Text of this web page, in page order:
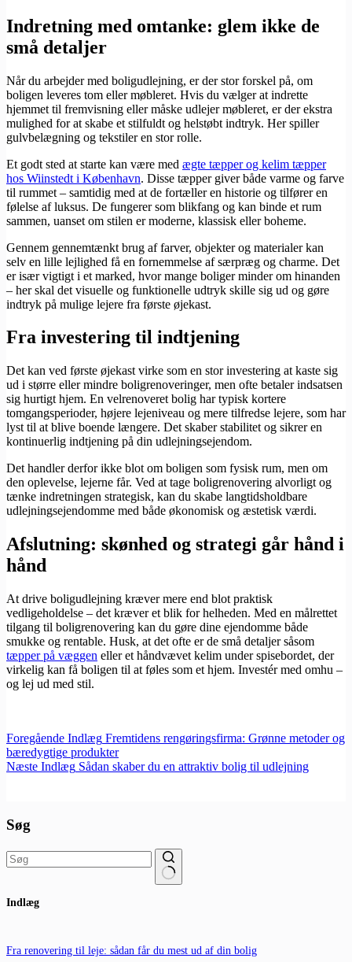
Indretning med omtanke: glem ikke de
små detaljer
Når du arbejder med boligudlejning, er der stor forskel på, om
boligen leveres tom eller møbleret. Hvis du vælger at indrette
hjemmet til fremvisning eller måske udlejer møbleret, er der ekstra
mulighed for at skabe et stilfuldt og helstøbt indtryk. Her spiller
gulvbelægning og tekstiler en stor rolle.
Et godt sted at starte kan være med ægte tæpper og kelim tæpper
hos Wiinstedt i København. Disse tæpper giver både varme og farve
til rummet – samtidig med at de fortæller en historie og tilfører en
følelse af luksus. De fungerer som blikfang og kan binde et rum
sammen, uanset om stilen er moderne, klassisk eller boheme.
Gennem gennemtænkt brug af farver, objekter og materialer kan
selv en lille lejlighed få en fornemmelse af særpræg og charme. Det
er især vigtigt i et marked, hvor mange boliger minder om hinanden
– her skal det visuelle og funktionelle udtryk skille sig ud og gøre
indtryk på mulige lejere fra første øjekast.
Fra investering til indtjening
Det kan ved første øjekast virke som en stor investering at kaste sig
ud i større eller mindre boligrenoveringer, men ofte betaler indsatsen
sig hurtigt hjem. En velrenoveret bolig har typisk kortere
tomgangsperioder, højere lejeniveau og mere tilfredse lejere, som har
lyst til at blive boende længere. Det skaber stabilitet og sikrer en
kontinuerlig indtjening på din udlejningsejendom.
Det handler derfor ikke blot om boligen som fysisk rum, men om
den oplevelse, lejerne får. Ved at tage boligrenovering alvorligt og
tænke indretningen strategisk, kan du skabe langtidsholdbare
udlejningsejendomme med både økonomisk og æstetisk værdi.
Afslutning: skønhed og strategi går hånd i
hånd
At drive boligudlejning kræver mere end blot praktisk
vedligeholdelse – det kræver et blik for helheden. Med en målrettet
tilgang til boligrenovering kan du gøre dine ejendomme både
smukke og rentable. Husk, at det ofte er de små detaljer såsom
tæpper på væggen eller et håndvævet kelim under spisebordet, der
virkelig kan få boligen til at føles som et hjem. Investér med omhu –
og lej ud med stil.
Foregående Indlæg Fremtidens rengøringsfirma: Grønne metoder og
bæredygtige produkter
Næste Indlæg Sådan skaber du en attraktiv bolig til udlejning
Søg
resultater
Indlæg
Fra renovering til leje: sådan får du mest ud af din bolig